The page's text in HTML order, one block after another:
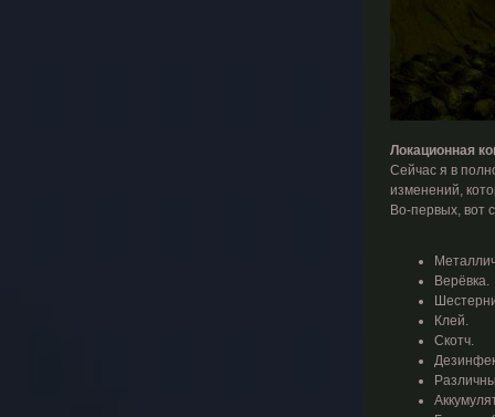
Локационная
Сейчас я в
изменений,
Во-первых, вот
Верёвка.
Клей.
Скотч.